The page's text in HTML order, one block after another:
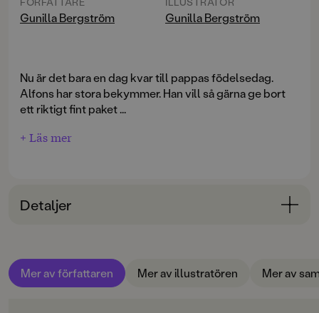
Gunilla Bergström Gunilla Bergström
Nu är det bara en dag kvar till pappas födelsedag.
Alfons har stora bekymmer. Han vill så gärna ge bort
ett riktigt fint paket ...
+ Läs mer
Detaljer
ÅLDERSGRUPP
3-6
Mer av författaren Mer av illustratören Mer av